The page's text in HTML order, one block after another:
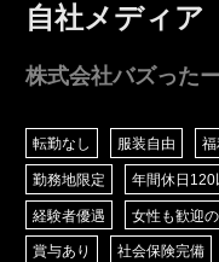
自社メディア
株式会社バズったー
転勤なし 服装自由
勤務地限定 年間休日120
経験者優遇 女性も歓迎
賞与あり 社会保険完備